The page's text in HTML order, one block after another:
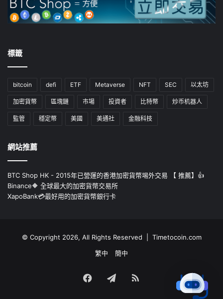
標籤
bitcoin defi ETF Metaverse NFT SEC 以太坊
加密貨幣 區塊鏈 市場 投資者 比特幣 炒币机器人
監管 穩定幣 美國 美通社 金融科技
網站推薦
BTC Shop HK - 2015年已營運的香港加密貨幣埸外交易 【 推薦】👍
Binance🔶 全球最大的加密貨幣交易所
XapoBank💳最好用的加密貨幣銀行卡
© Copyright 2026, All Rights Reserved | Timetocoin.com
繁中
簡中
FacebookTelegram
RSS